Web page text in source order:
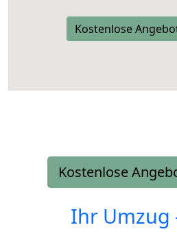
Kostenlose
Kostenlose
Ihr Umzug